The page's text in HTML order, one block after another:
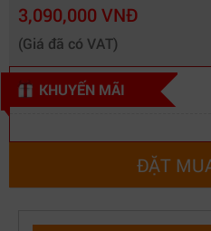
3,090,000 VNĐ
(Giá đã có VAT)
KHUYẾN MÃI
ĐẶT